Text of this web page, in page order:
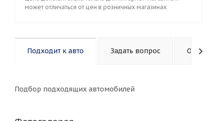
может отличаться от цен в розничных магазинах
Подходит к авто Задать вопрос
Подбор подходящих автомобилей